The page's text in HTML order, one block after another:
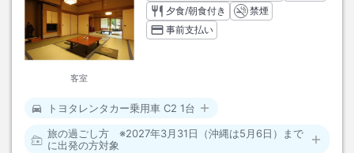
客室
夕食/朝食付き
禁煙
事前支払い
トヨタレンタカー乗用車 C2 1台
旅の過ごし方 ※2027年3月31日（沖縄は5月6日）まで
に出発の方対象